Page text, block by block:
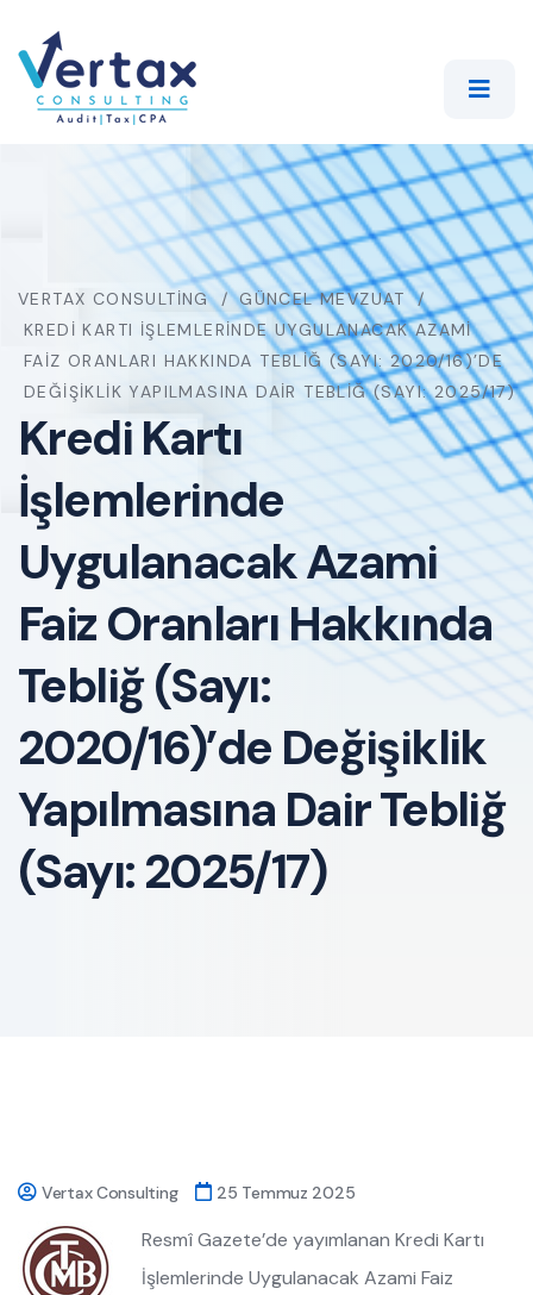
VERTAX CONSULTING
GÜNCEL MEVZUAT
KREDI KARTI İŞLEMLERINDE UYGULANACAK AZAMI
FAIZ ORANLARI HAKKINDA TEBLIĞ (SAYI: 2020/16)’DE
DEĞIŞIKLIK YAPILMASINA DAIR TEBLIĞ (SAYI: 2025/17)
Kredi Kartı
İşlemlerinde
Uygulanacak Azami
Faiz Oranları Hakkında
Tebliğ (Sayı:
2020/16)’de Değişiklik
Yapılmasına Dair Tebliğ
(Sayı: 2025/17)
Vertax Consulting 25 Temmuz 2025
Resmî Gazete’de yayımlanan Kredi Kartı
İşlemlerinde Uygulanacak Azami Faiz